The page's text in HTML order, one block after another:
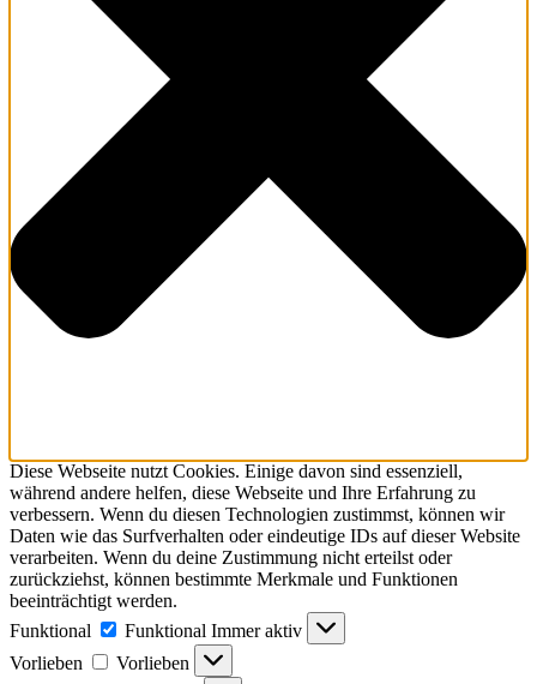
Diese Webseite nutzt Cookies. Einige davon sind essenziell,
während andere helfen, diese Webseite und Ihre Erfahrung zu
verbessern. Wenn du diesen Technologien zustimmst, können wir
Daten wie das Surfverhalten oder eindeutige IDs auf dieser Website
verarbeiten. Wenn du deine Zustimmung nicht erteilst oder
zurückziehst, können bestimmte Merkmale und Funktionen
beeinträchtigt werden.
Funktional
Funktional Immer aktiv
Vorlieben
Vorlieben